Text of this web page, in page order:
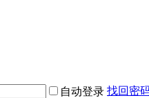
自动登录 找回密